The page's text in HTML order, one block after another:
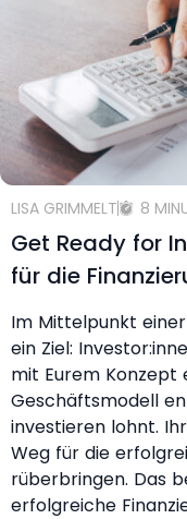
LISA GRIMMELT 8
Get Ready for
für die
Im Mittelpunkt
ein Ziel:
mit Eurem
Geschäftsmodell
investieren lohnt.
Weg für die
rüberbringen. Das
erfolgreiche